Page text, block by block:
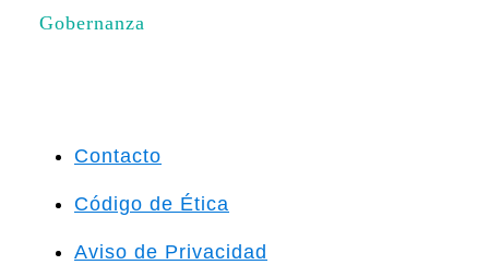
Gobernanza
Contacto
Código de Ética
Aviso de Privacidad